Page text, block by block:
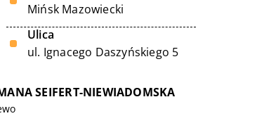
Mińsk Mazowiecki
Ulica
ul. Ignacego Daszyńskiego 5
SEIFERT-NIEWIADOMSKA